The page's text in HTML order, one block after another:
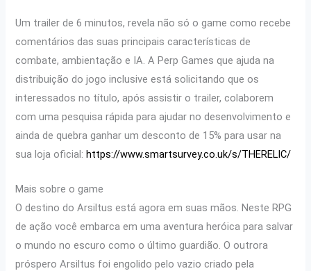
p
k
Um trailer de 6 minutos, revela não só o game como recebe
comentários das suas principais características de
combate, ambientação e IA. A Perp Games que ajuda na
distribuição do jogo inclusive está solicitando que os
interessados no título, após assistir o trailer, colaborem
com uma pesquisa rápida para ajudar no desenvolvimento e
ainda de quebra ganhar um desconto de 15% para usar na
sua loja oficial:https://www.smartsurvey.co.uk/s/THERELIC/
Mais sobre o game
O destino do Arsiltus está agora em suas mãos. Neste RPG
de ação você embarca em uma aventura heróica para salvar
o mundo no escuro como o último guardião. O outrora
próspero Arsiltus foi engolido pelo vazio criado pela